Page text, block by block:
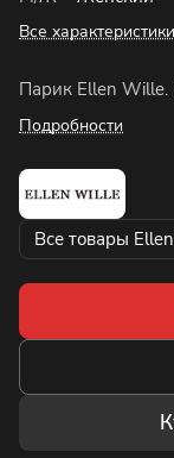
Все характеристики
Парик Ellen Wille.
Подробности
Все товары